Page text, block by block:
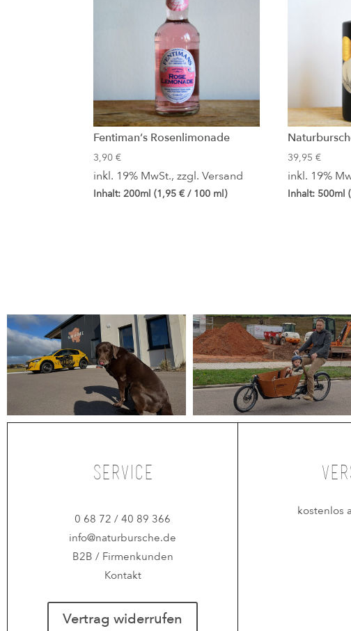
Fentiman‘s Rosenlimonade
3,90€
inkl. 19% MwSt., zzgl.Versand
Inhalt: 200ml (1,95€ / 100 ml)
39,95€
inkl. 19%
Inhalt: 500ml (
Service
0 68 72 / 40 89 366
info@naturbursche.de
B2B / Firmenkunden
Kontakt
Vertrag widerrufen
kostenlos